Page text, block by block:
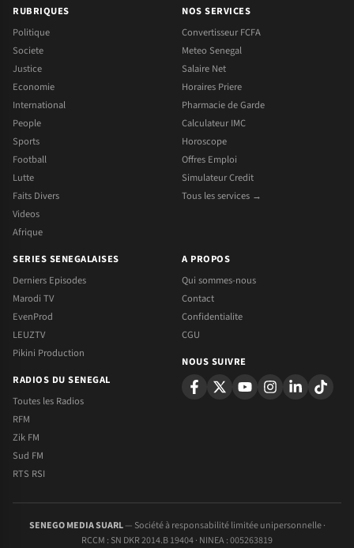
RUBRIQUES
Politique
Societe
Justice
Economie
International
People
Sports
Football
Lutte
Faits Divers
Videos
Afrique
NOS SERVICES
Convertisseur FCFA
Meteo Senegal
Salaire Net
Horaires Priere
Pharmacie de Garde
Calculateur IMC
Horoscope
Offres Emploi
Simulateur Credit
Tous les services →
SERIES SENEGALAISES
Derniers Episodes
Marodi TV
EvenProd
LEUZTV
Pikini Production
RADIOS DU SENEGAL
Toutes les Radios
RFM
Zik FM
Sud FM
RTS RSI
A PROPOS
Qui sommes-nous
Contact
Confidentialite
CGU
NOUS SUIVRE
SENEGO MEDIA SUARL— Société à responsabilité limitée unipersonnelle ·
RCCM : SN DKR 2014.B 19404 · NINEA : 005263819